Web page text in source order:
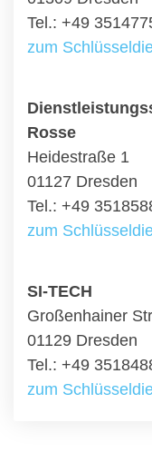
Tel.: +49
zum
Rosse
Heidestraße 1
01127 Dresden
Tel.: +49
zum
SI-TECH
Großenhainer
01129 Dresden
Tel.: +49
zum